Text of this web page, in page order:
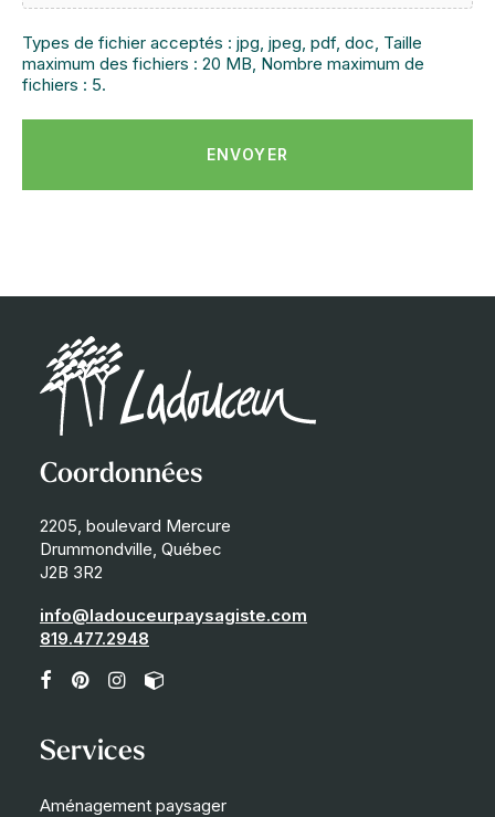
Types de fichier acceptés : jpg, jpeg, pdf, doc, Taille
maximum des fichiers : 20 MB, Nombre maximum de
fichiers : 5.
Coordonnées
2205, boulevard Mercure
Drummondville, Québec
J2B 3R2
info@ladouceurpaysagiste.com
819.477.2948
Services
Aménagement paysager